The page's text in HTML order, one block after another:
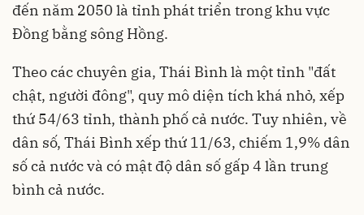
đến năm 2050 là tỉnh phát triển trong khu vực
Đồng bằng sông Hồng.
Theo các chuyên gia, Thái Bình là một tỉnh "đất
chật, người đông", quy mô diện tích khá nhỏ, xếp
thứ 54/63 tỉnh, thành phố cả nước. Tuy nhiên, về
dân số, Thái Bình xếp thứ 11/63, chiếm 1,9% dân
số cả nước và có mật độ dân số gấp 4 lần trung
bình cả nước.